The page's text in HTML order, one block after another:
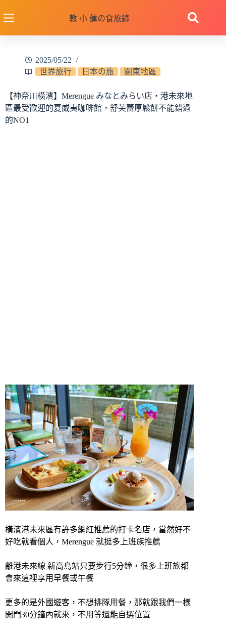
至
敦 小 蓮の食旅錄
2025/05/22
世界旅行
日本の旅 關東地區
【神奈川橫濱】Merengue みなとみらい店‧港未來地
區最受歡迎的夏威夷咖啡館，舒芙蕾厚鬆餅不能錯過
的NO1
橫濱港未來區有許多網紅推薦的打卡名店，當然好不
好吃就看個人，Merengue 就挺多上班族推薦
離港未來線 新高島站只要步行5分鐘，很多上班族都
會來這裡享用早餐或午餐
更多的是外國遊客，不想排隊用餐，那就跟我們一樣
開門30分鐘內就來，不用等還能自選位置